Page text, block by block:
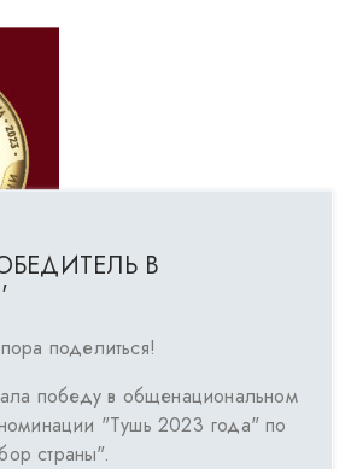
В
поделиться! ⠀
победу в общенациональном
"Тушь 2023 года" по
страны". ⠀